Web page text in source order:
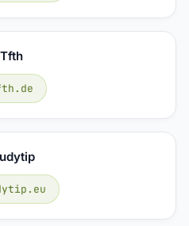
Tfth